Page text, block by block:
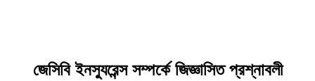
জেসিবি ইনস্যুরেন্স সম্পর্কে জিজ্ঞাসিত প্রশ্নাবলী